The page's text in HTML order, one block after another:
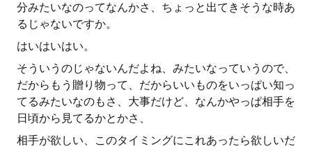
分みたいなのってなんかさ、ちょっと出てきそうな時あ
るじゃないですか。
はいはいはい。
そういうのじゃないんだよね、みたいなっていうので、
だからもう贈り物って、だからいいものをいっぱい知っ
てるみたいなのもさ、大事だけど、なんかやっぱ相手を
日頃から見てるかとかさ、
相手が欲しい、このタイミングにこれあったら欲しいだ